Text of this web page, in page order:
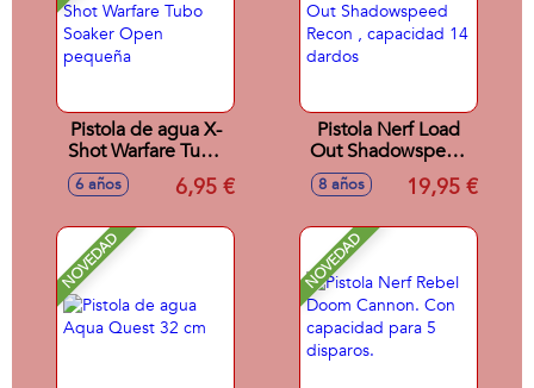
Pistola de agua X-
Shot Warfare Tubo
Soaker Open
pequeña
6 años 6,95 €
Pistola Nerf Load
Out Shadowspeed
Recon , capacidad
14 dardos
8 años 19,95 €
NOVEDAD NOVEDAD